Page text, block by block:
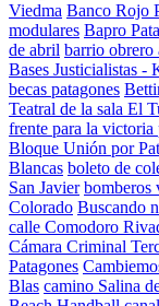
Viedma Banco Rojo
modulares Bapro
de abril barrio obrero
Bases Justicialistas -
becas patagones
Teatral de la sala El
frente para la victoria
Bloque Unión por
Blancas boleto de
San Javier bomberos
Colorado Buscando
calle Comodoro
Cámara Criminal
Patagones
Blas camino Salina